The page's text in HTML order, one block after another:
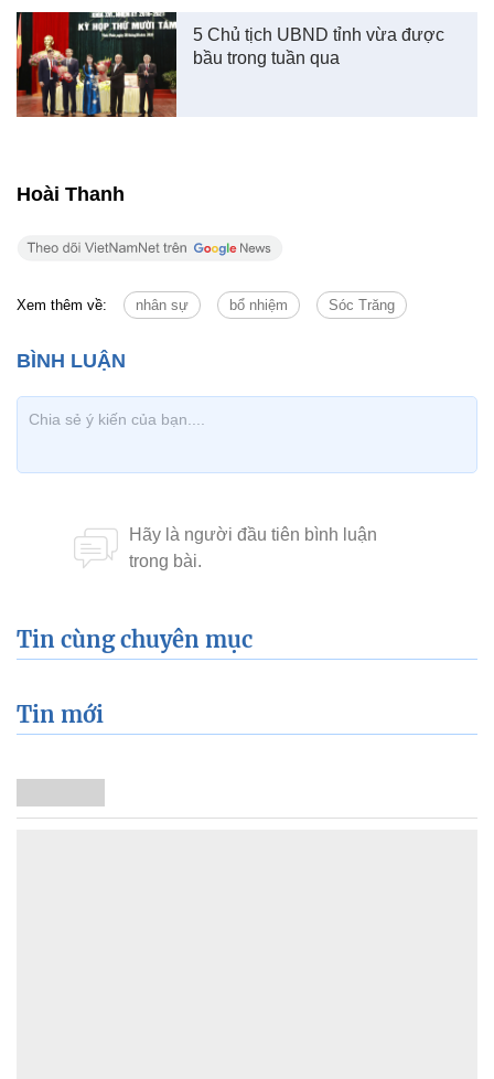
5 Chủ tịch UBND tỉnh vừa được
bầu trong tuần qua
Hoài Thanh
Xem thêm về: nhân sự bổ nhiệm Sóc Trăng
Tin cùng chuyên mục
Tin mới